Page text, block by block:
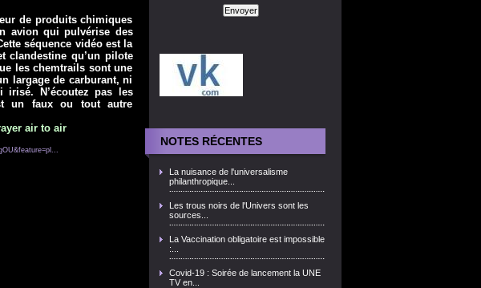
NOTES RÉCENTES
La nuisance de l'universalisme
philanthropique...
Les trous noirs de l'Univers sont les
sources...
La Vaccination obligatoire est impossible
:...
Covid-19 : Soirée de lancement la UNE
TV en...
de produits chimiques
avion qui pulvérise des
séquence vidéo est la
clandestine qu’un pilote
les chemtrails sont une
largage de carburant, ni
irisé. N’écoutez pas les
un faux ou tout autre
air to air